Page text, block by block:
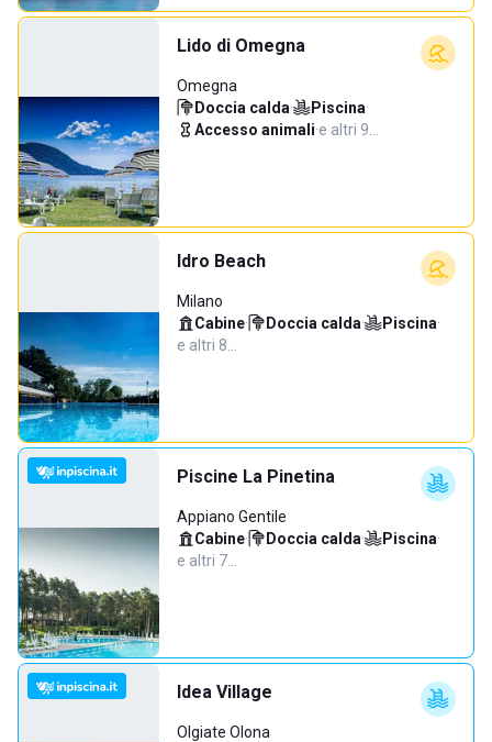
Lido di Omegna
Omegna
Doccia calda· Piscina·
Accesso animali·e altri 9…
Idro Beach
Milano
Cabine· Doccia calda· Piscina·
e altri 8…
Piscine La Pinetina
Appiano Gentile
Cabine· Doccia calda· Piscina·
e altri 7…
Idea Village
Olgiate Olona